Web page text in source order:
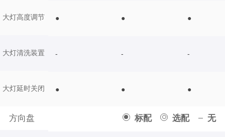
大灯高度调节
大灯清洗装置
大灯延时关闭
方向盘 标配 选配 无
● ● ●
- - -
● ● ●